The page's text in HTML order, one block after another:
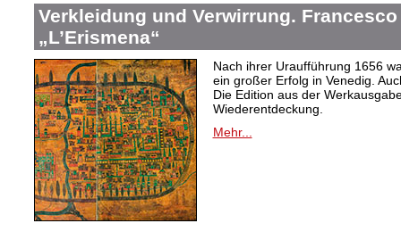
Verkleidung und Verwirrung.
„L’Erismena“
Nach ihrer Uraufführung 1656
ein großer Erfolg in Venedig.
Die Edition aus der
Wiederentdeckung.
Mehr...